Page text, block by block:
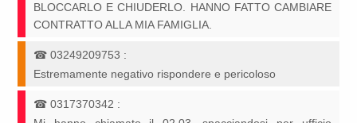
BLOCCARLO E CHIUDERLO. HANNO FATTO CAMBIARE
CONTRATTO ALLA MIA FAMIGLIA.
☎03249209753 :
Estremamente negativo rispondere e pericoloso
☎0317370342 :